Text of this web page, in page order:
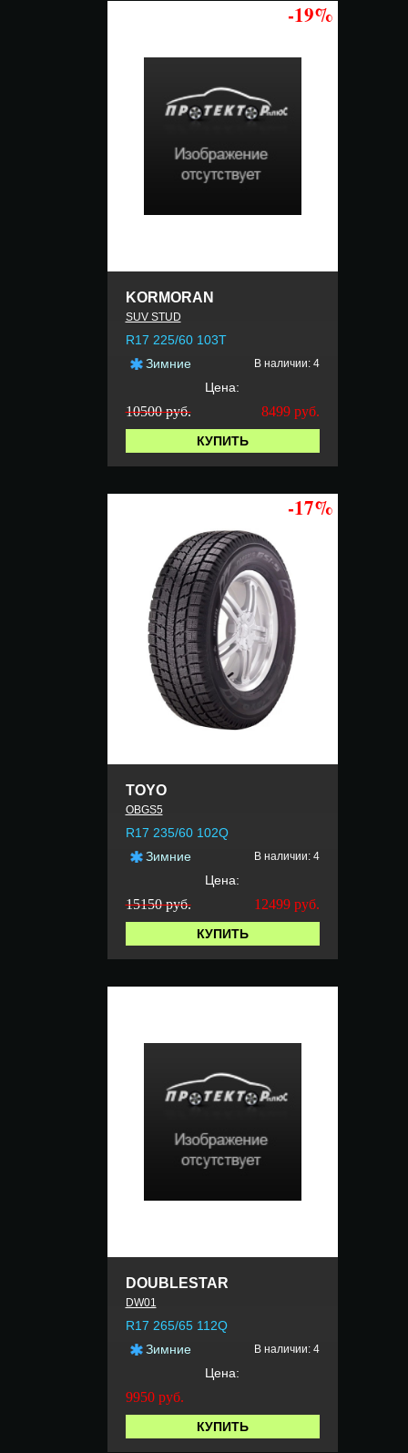
-19%
KORMORAN
SUV STUD
R17 225/60 103T
Зимние
В наличии: 4
Цена:
10500 руб. 8499 руб.
КУПИТЬ
-17%
TOYO
OBGS5
R17 235/60 102Q
Зимние
В наличии: 4
Цена:
15150 руб. 12499 руб.
КУПИТЬ
DOUBLESTAR
DW01
R17 265/65 112Q
Зимние
В наличии: 4
Цена:
9950 руб.
КУПИТЬ